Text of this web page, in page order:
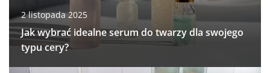
2 listopada 2025
Jak wybrać idealne serum do twarzy dla swojego
typu cery?